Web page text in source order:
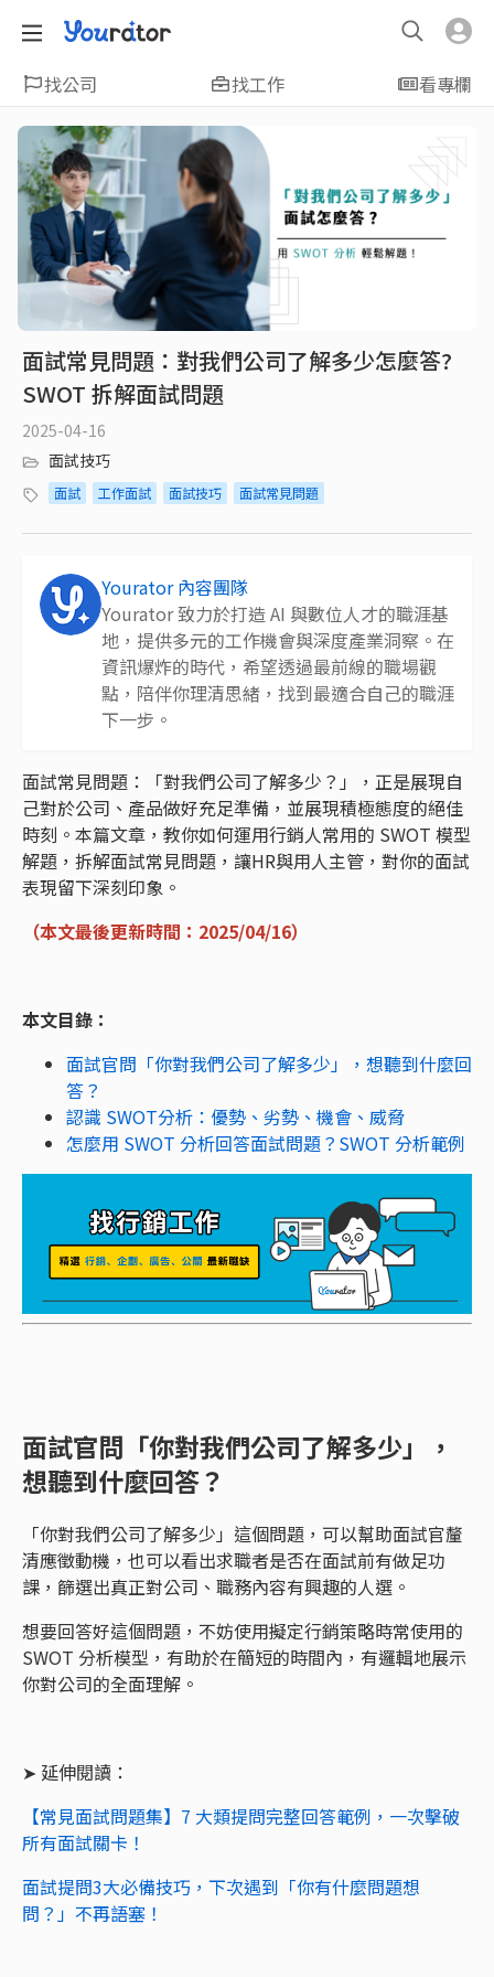
找公司 找工作 看專欄
面試常見問題：對我們公司了解多少怎麼答?
SWOT 拆解面試問題
2025-04-16
面試技巧
面試 工作面試 面試技巧 面試常見問題
Yourator 內容團隊
Yourator 致力於打造 AI 與數位人才的職涯基
地，提供多元的工作機會與深度產業洞察。在
資訊爆炸的時代，希望透過最前線的職場觀
點，陪伴你理清思緒，找到最適合自己的職涯
下一步。
面試常見問題：「對我們公司了解多少？」，正是展現自
己對於公司、產品做好充足準備，並展現積極態度的絕佳
時刻。本篇文章，教你如何運用行銷人常用的 SWOT 模型
解題，拆解面試常見問題，讓HR與用人主管，對你的面試
表現留下深刻印象。
（本文最後更新時間：2025/04/16）
本文目錄：
面試官問「你對我們公司了解多少」，想聽到什麼回
答？
認識 SWOT分析：優勢、劣勢、機會、威脅
怎麼用 SWOT 分析回答面試問題？SWOT 分析範例
面試官問「你對我們公司了解多少」，
想聽到什麼回答？
「你對我們公司了解多少」這個問題，可以幫助面試官釐
清應徵動機，也可以看出求職者是否在面試前有做足功
課，篩選出真正對公司、職務內容有興趣的人選。
想要回答好這個問題，不妨使用擬定行銷策略時常使用的
SWOT 分析模型，有助於在簡短的時間內，有邏輯地展示
你對公司的全面理解。
➤ 延伸閱讀：
【常見面試問題集】7 大類提問完整回答範例，一次擊破
所有面試關卡！
面試提問3大必備技巧，下次遇到「你有什麼問題想
問？」不再語塞！